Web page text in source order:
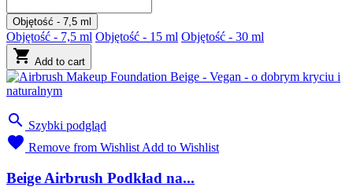
Objętość - 7,5 ml
Objętość - 7,5 ml Objętość - 15 ml Objętość - 30 ml
 Add to cart
 Szybki podgląd
 Remove from Wishlist Add to Wishlist
Beige Airbrush Podkład na...